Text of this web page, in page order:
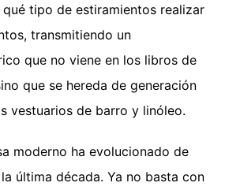
tipo de estiramientos realizar
transmitiendo un
que no viene en los libros de
que se hereda de generación
vestuarios de barro y linóleo.
moderno ha evolucionado de
última década. Ya no basta con